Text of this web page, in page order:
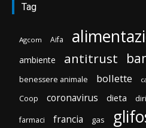
Tag
Agcom Aifa
ambiente antitrust
benessere animale bollette
Coop coronavirus dieta
farmaci francia gas